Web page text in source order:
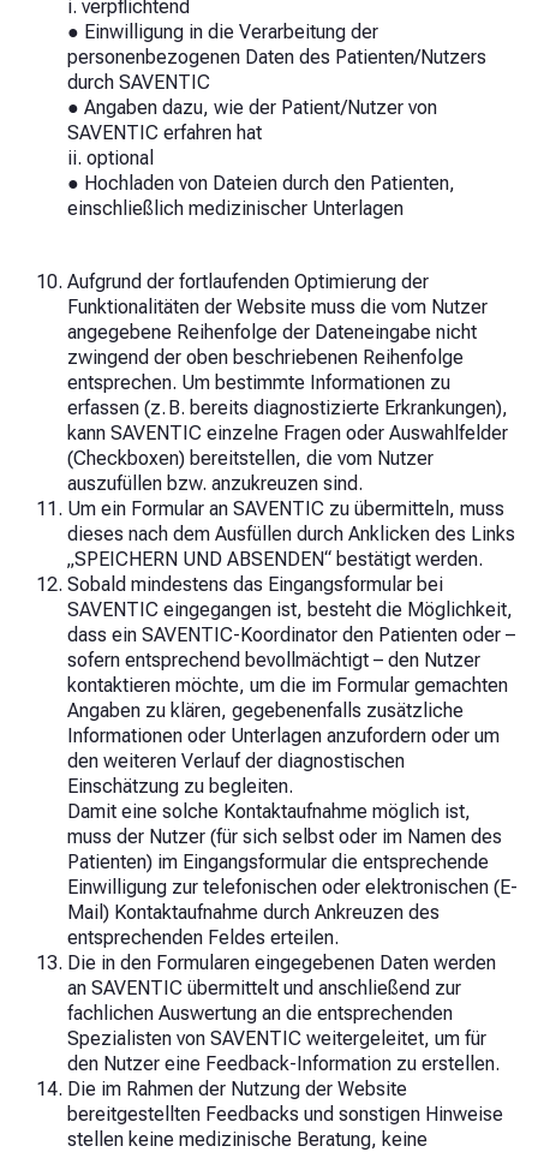
i. verpflichtend
● Einwilligung in die Verarbeitung der
personenbezogenen Daten des Patienten/Nutzers
durch SAVENTIC
● Angaben dazu, wie der Patient/Nutzer von
SAVENTIC erfahren hat
ii. optional
● Hochladen von Dateien durch den Patienten,
einschließlich medizinischer Unterlagen
Aufgrund der fortlaufenden Optimierung der
Funktionalitäten der Website muss die vom Nutzer
angegebene Reihenfolge der Dateneingabe nicht
zwingend der oben beschriebenen Reihenfolge
entsprechen. Um bestimmte Informationen zu
erfassen (z. B. bereits diagnostizierte Erkrankungen),
kann SAVENTIC einzelne Fragen oder Auswahlfelder
(Checkboxen) bereitstellen, die vom Nutzer
auszufüllen bzw. anzukreuzen sind.
Um ein Formular an SAVENTIC zu übermitteln, muss
dieses nach dem Ausfüllen durch Anklicken des Links
„SPEICHERN UND ABSENDEN“ bestätigt werden.
Sobald mindestens das Eingangsformular bei
SAVENTIC eingegangen ist, besteht die Möglichkeit,
dass ein SAVENTIC-Koordinator den Patienten oder –
sofern entsprechend bevollmächtigt – den Nutzer
kontaktieren möchte, um die im Formular gemachten
Angaben zu klären, gegebenenfalls zusätzliche
Informationen oder Unterlagen anzufordern oder um
den weiteren Verlauf der diagnostischen
Einschätzung zu begleiten.
Damit eine solche Kontaktaufnahme möglich ist,
muss der Nutzer (für sich selbst oder im Namen des
Patienten) im Eingangsformular die entsprechende
Einwilligung zur telefonischen oder elektronischen (E-
Mail) Kontaktaufnahme durch Ankreuzen des
entsprechenden Feldes erteilen.
Die in den Formularen eingegebenen Daten werden
an SAVENTIC übermittelt und anschließend zur
fachlichen Auswertung an die entsprechenden
Spezialisten von SAVENTIC weitergeleitet, um für
den Nutzer eine Feedback-Information zu erstellen.
Die im Rahmen der Nutzung der Website
bereitgestellten Feedbacks und sonstigen Hinweise
stellen keine medizinische Beratung, keine